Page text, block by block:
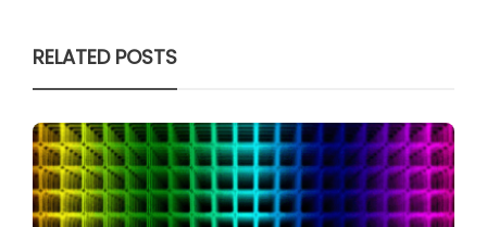
RELATED POSTS